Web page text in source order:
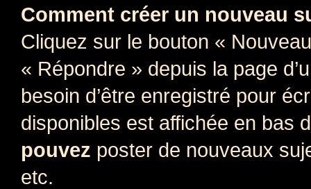
Comment créer un nouveau
Cliquez sur le bouton «
« Répondre » depuis la page
besoin d’être enregistré pour
disponibles est affichée en bas
pouvez poster de nouveaux
etc.